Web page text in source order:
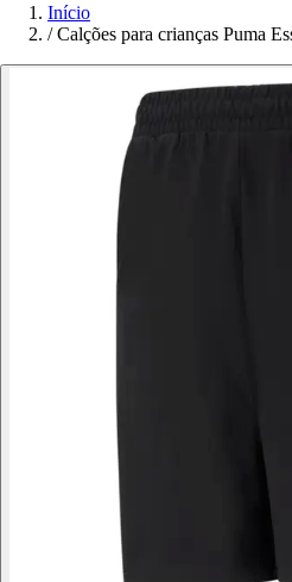
Início
/ Calções para crianças Puma